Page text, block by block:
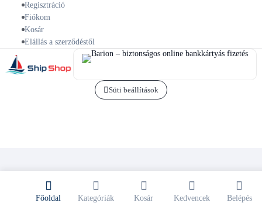
Főoldal Kategóriák Kosár Kedvencek Belépés
Regisztráció
Fiókom
Kosár
Elállás a szerződéstől
Süti beállítások